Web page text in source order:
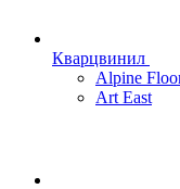
Кварцвинил
Alpine
Art East